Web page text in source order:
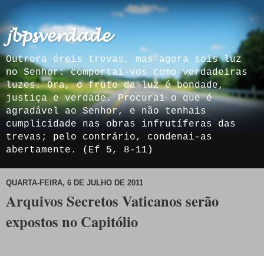
𝓳𝓫𝓹𝓼𝓿𝓮𝓻𝓭𝓪𝓭𝓮
Outrora éreis trevas, mas agora sois luz
no Senhor: comportai-vos como verdadeiras
luzes. Ora, o fruto da luz é bondade,
justiça e verdade. Procurai o que é
agradável ao Senhor, e não tenhais
cumplicidade nas obras infrutíferas das
trevas; pelo contrário, condenai-as
abertamente. (Ef 5, 8-11)
QUARTA-FEIRA, 6 DE JULHO DE 2011
Arquivos Secretos Vaticanos serão
expostos no Capitólio